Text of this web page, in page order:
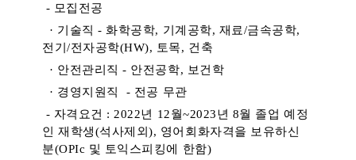
- 모집전공
· 기술직 - 화학공학, 기계공학, 재료/금속공학,
전기/전자공학(HW), 토목, 건축
· 안전관리직 - 안전공학, 보건학
· 경영지원직 - 전공 무관
- 자격요건 : 2022년 12월~2023년 8월 졸업 예정
인 재학생(석사제외), 영어회화자격을 보유하신
분(OPIc 및 토익스피킹에 한함)